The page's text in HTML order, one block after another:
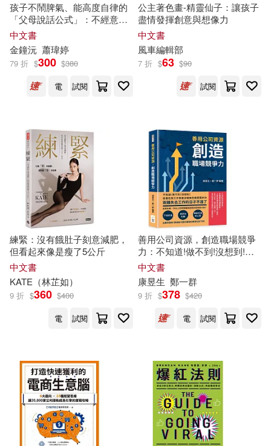
孩子不鬧脾氣、能高度自律的
「父母說話公式」：不經意的
錯誤表達方式，將會形成傷
痕，影響孩子一輩
中文書
金鐘沅 蕭瑋婷
79 折 $300 $380
電
試閱
公主著色畫-精靈仙子：讓孩子
盡情發揮創意與想像力
中文書
風車編輯部
7 折 $63 $90
試閱
練緊：沒有餓肚子刻意減肥，
但看起來像是瘦了5公斤
中文書
KATE（林芷如）
9 折 $360 $400
電
試閱
善用公司資源，創造職場競爭
力：不知道!做不到!沒想到!抱
著危險工作態度卻毫無危機意
識的你，距離失去工作的日子
不遠了
中文書
康昱生 鄭一群
9 折 $378 $420
電
試閱